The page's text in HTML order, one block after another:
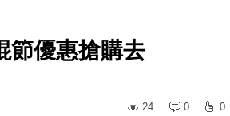
節優惠搶購去
24
0 0